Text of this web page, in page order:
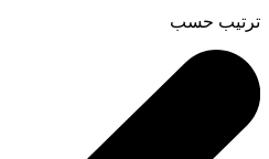
ترتيب حسب